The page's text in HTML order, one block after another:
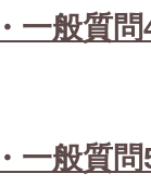
一般質
一般質